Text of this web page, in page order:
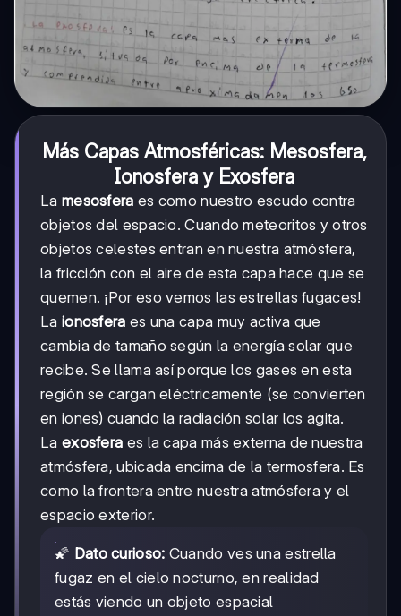
Más Capas Atmosféricas: Mesosfera,
Ionosfera y Exosfera
La mesosfera es como nuestro escudo contra
objetos del espacio. Cuando meteoritos y otros
objetos celestes entran en nuestra atmósfera,
la fricción con el aire de esta capa hace que se
quemen. ¡Por eso vemos las estrellas fugaces!
La ionosfera es una capa muy activa que
cambia de tamaño según la energía solar que
recibe. Se llama así porque los gases en esta
región se cargan eléctricamente (se convierten
en iones) cuando la radiación solar los agita.
La exosfera es la capa más externa de nuestra
atmósfera, ubicada encima de la termosfera. Es
como la frontera entre nuestra atmósfera y el
espacio exterior.
🌠 Dato curioso: Cuando ves una estrella
fugaz en el cielo nocturno, en realidad
estás viendo un objeto espacial